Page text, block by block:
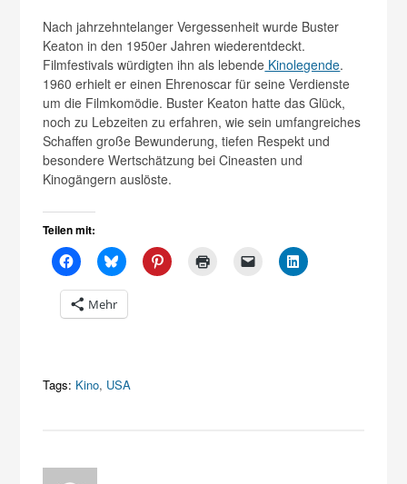
Nach jahrzehntelanger Vergessenheit wurde Buster
Keaton in den 1950er Jahren wiederentdeckt.
Filmfestivals würdigten ihn als lebende Kinolegende.
1960 erhielt er einen Ehrenoscar für seine Verdienste
um die Filmkomödie. Buster Keaton hatte das Glück,
noch zu Lebzeiten zu erfahren, wie sein umfangreiches
Schaffen große Bewunderung, tiefen Respekt und
besondere Wertschätzung bei Cineasten und
Kinogängern auslöste.
Teilen mit:
Mehr
Tags: Kino, USA